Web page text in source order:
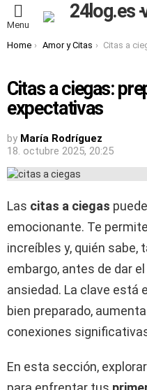
Menu
You are here:
Home Amor y Citas Citas a ciegas:
Citas a ciegas:
expectativas
by María Rodríguez
18. octubre 2025, 20:25
Las citas a ciegas
emocionante. Te
increíbles y, quién sabe,
embargo, antes de dar
ansiedad. La clave está
bien preparado,
conexiones
En esta sección,